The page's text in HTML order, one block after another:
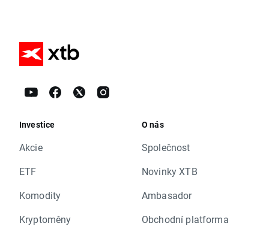
Investice
Akcie
ETF
Komodity
Kryptoměny
O nás
Společnost
Novinky XTB
Ambasador
Obchodní platforma